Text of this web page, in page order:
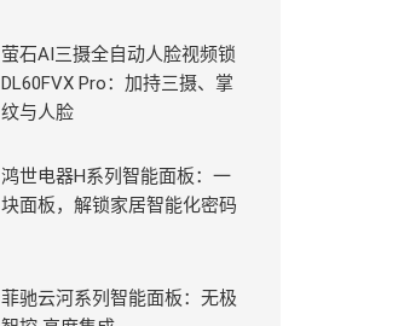
萤石AI三摄全自动人脸视频锁
DL60FVX Pro：加持三摄、掌
纹与人脸
鸿世电器H系列智能面板：一
块面板，解锁家居智能化密码
菲驰云河系列智能面板：无极